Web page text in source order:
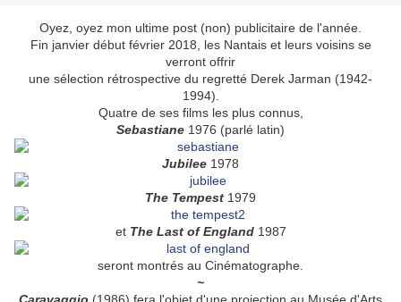
Oyez, oyez mon ultime post (non) publicitaire de l'année.
Fin janvier début février 2018, les Nantais et leurs voisins se
verront offrir
une sélection rétrospective du regretté Derek Jarman (1942-
1994).
Quatre de ses films les plus connus,
Sebastiane 1976 (parlé latin)
Jubilee 1978
The Tempest 1979
et The Last of England1987
seront montrés au Cinématographe.
~